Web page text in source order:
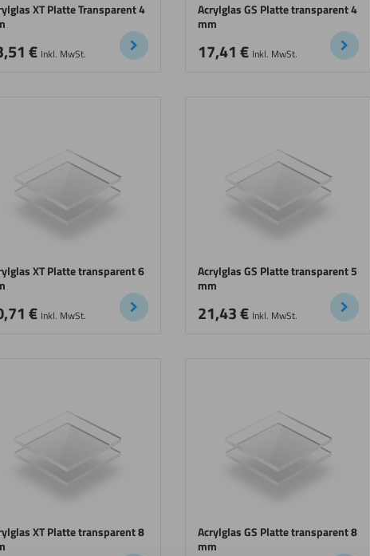
XT Platte Transparent 4
€ Inkl. MwSt.
Acrylglas GS Platte transparent 4
mm
17,41€ Inkl. MwSt.
XT Platte transparent 6
€ Inkl. MwSt.
Acrylglas GS Platte transparent 5
mm
21,43€ Inkl. MwSt.
XT Platte transparent 8
Acrylglas GS Platte transparent 8
mm